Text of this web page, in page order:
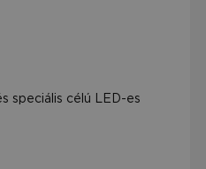
speciális célú LED-es